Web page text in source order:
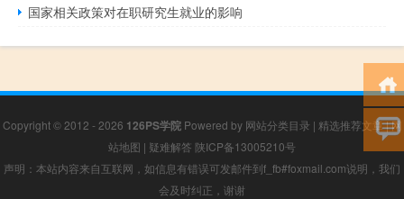
国家相关政策对在职研究生就业的影响
Copyright © 2012 - 2026 126PS学院Powered by 网站分类目录 | 精选推荐文章|网
站地图 | 疑难解答 陕ICP备13005210号
声明：本站内容来自互联网，如信息有错误可发邮件到f_fb#foxmail.com说明，我们
会及时纠正，谢谢